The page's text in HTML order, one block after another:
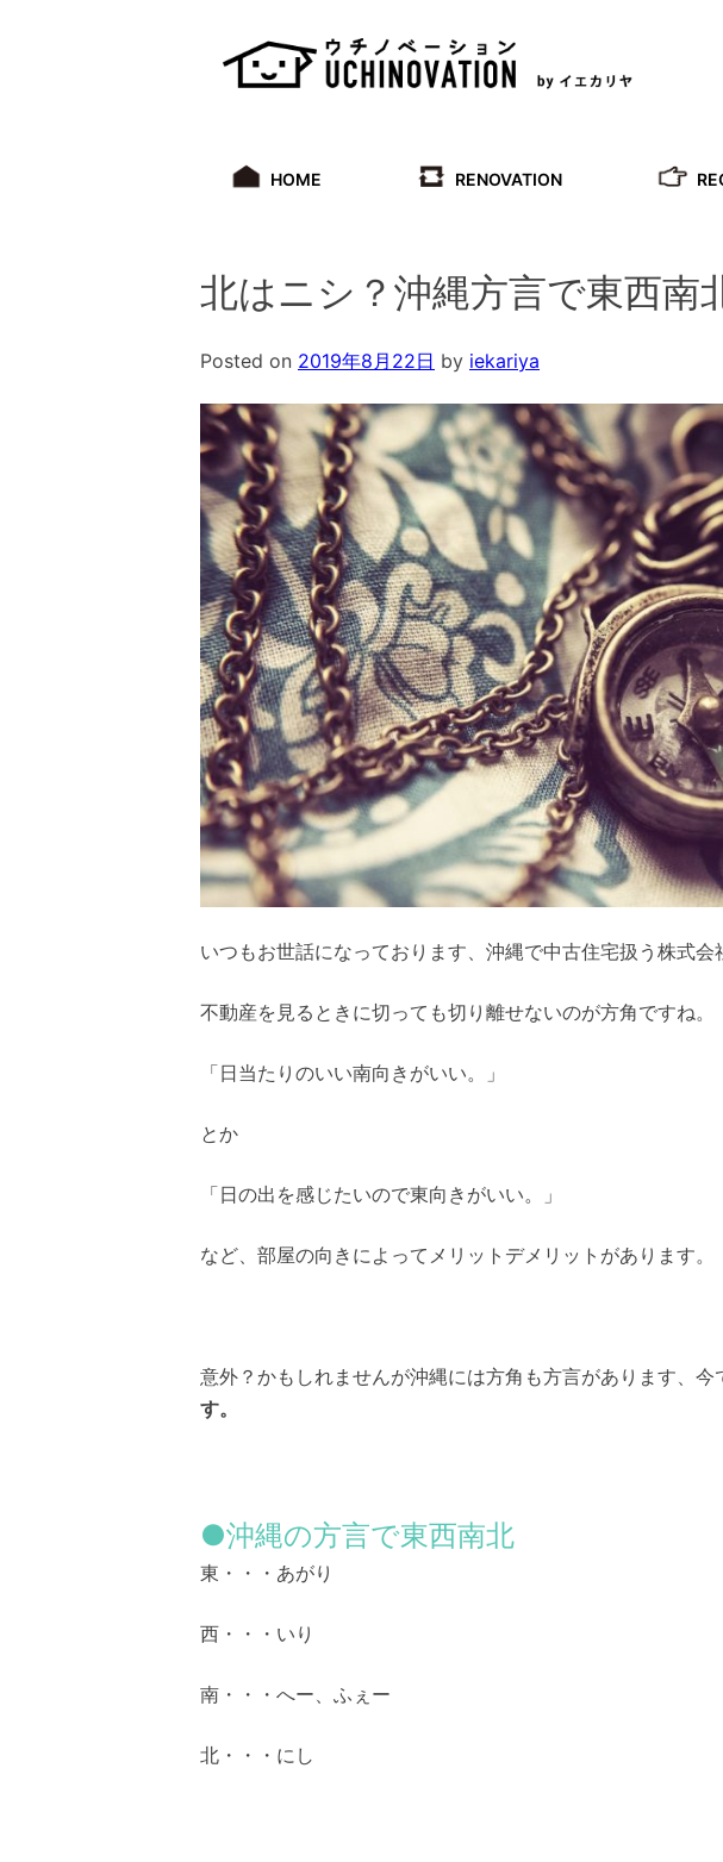
HOME RENOVATION
北はニシ？沖縄方言で東西南
Posted on 2019年8月22日 by iekariya
いつもお世話になっております、沖縄で中古住宅扱う株式会
不動産を見るときに切っても切り離せないのが方角ですね。
「日当たりのいい南向きがいい。」
とか
「日の出を感じたいので東向きがいい。」
など、部屋の向きによってメリットデメリットがあります。
意外？かもしれませんが沖縄には方角も方言があります、今
す。
●沖縄の方言で東西南北
東・・・あがり
西・・・いり
南・・・へー、ふぇー
北・・・ にし